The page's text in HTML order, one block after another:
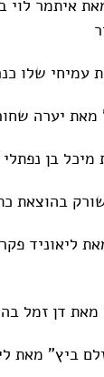
איתמר לוי
עמיחי שלו
יערה
בן
בהוצאת
ליאוניד
דן זמל
ביץ" מאת